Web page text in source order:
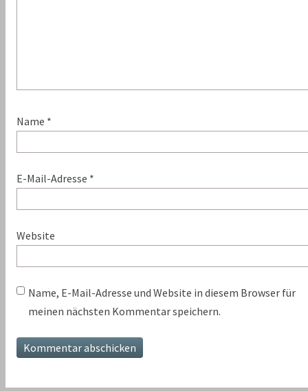
Name *
E-Mail-Adresse *
Website
Name, E-Mail-Adresse und Website in diesem Browser für
meinen nächsten Kommentar speichern.